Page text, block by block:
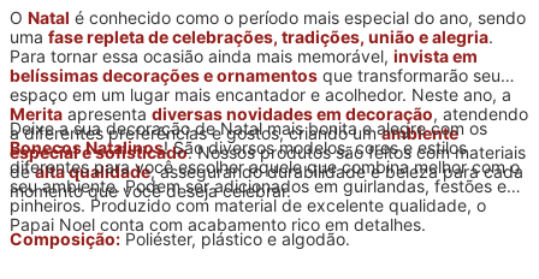
O Natal é conhecido como o período mais especial do ano, sendo
uma fase repleta de celebrações, tradições, união e alegria.
Para tornar essa ocasião ainda mais memorável, invista em
belíssimas decorações e ornamentos que transformarão seu
espaço em um lugar mais encantador e acolhedor. Neste ano, a
Merita apresenta diversas novidades em decoração, atendendo
a diferentes preferências e gostos, criando umambiente
especial e sofisticado. Nossos produtos são feitos com materiais
dealta qualidade, assegurando durabilidade e beleza para cada
momento que você deseja celebrar.
Deixe a sua decoração de Natal mais bonita e alegre com os
Bonecos Natalinos! São diversos modelos, cores e estilos
diferentes para você escolher aquele que combina melhor com o
seu ambiente. Podem ser adicionados em guirlandas, festões e
pinheiros. Produzido com material de excelente qualidade, o
Papai Noel conta com acabamento rico em detalhes.
Composição: Poliéster, plástico e algodão.